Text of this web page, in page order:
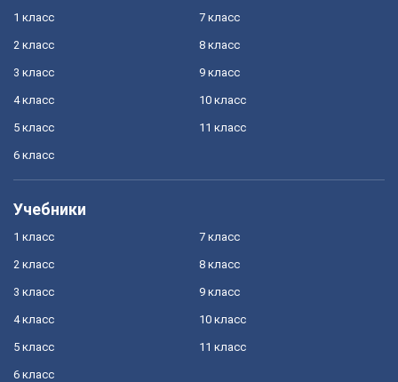
1 класс
2 класс
3 класс
4 класс
5 класс
6 класс
7 класс
8 класс
9 класс
10 класс
11 класс
Учебники
1 класс
2 класс
3 класс
4 класс
5 класс
6 класс
7 класс
8 класс
9 класс
10 класс
11 класс